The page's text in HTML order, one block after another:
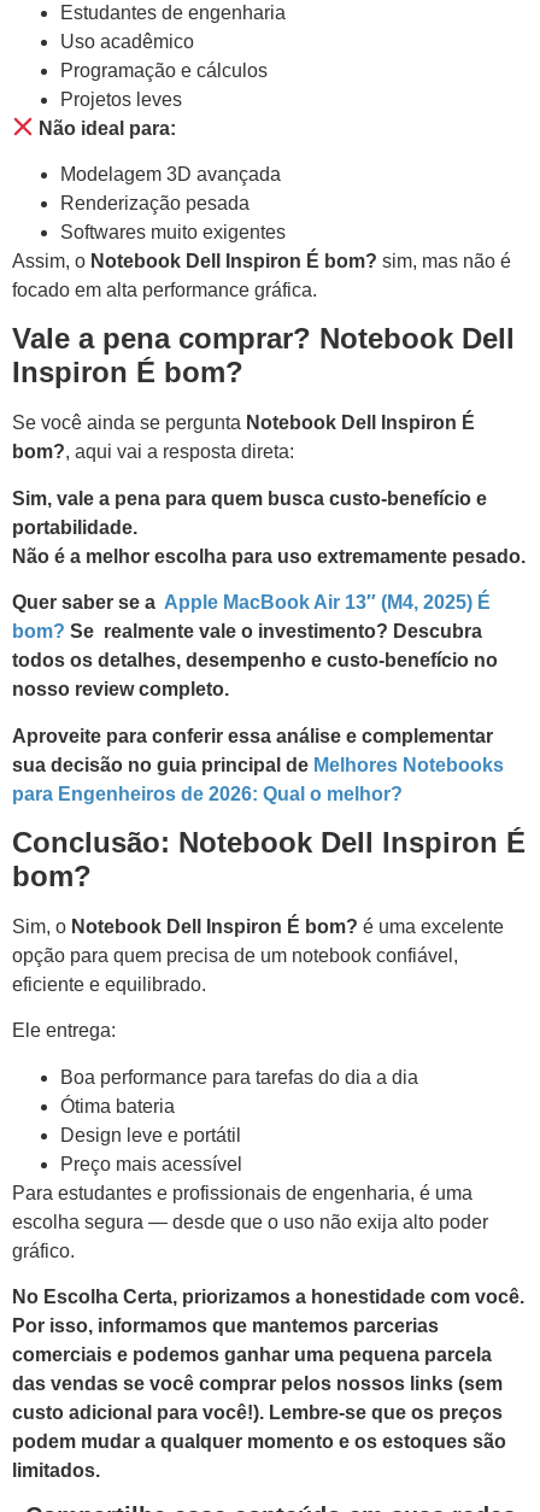
Estudantes de engenharia
Uso acadêmico
Programação e cálculos
Projetos leves
Não ideal para:
Modelagem 3D avançada
Renderização pesada
Softwares muito exigentes
Assim, o Notebook Dell Inspiron É bom? sim, mas não é
focado em alta performance gráfica.
Vale a pena comprar? Notebook Dell
Inspiron É bom?
Se você ainda se pergunta Notebook Dell Inspiron É
bom?, aqui vai a resposta direta:
Sim, vale a pena para quem busca custo-benefício e
portabilidade.
Não é a melhor escolha para uso extremamente pesado.
Quer saber se a Apple MacBook Air 13″ (M4, 2025) É
bom? Se realmente vale o investimento? Descubra
todos os detalhes, desempenho e custo-benefício no
nosso review completo.
Aproveite para conferir essa análise e complementar
sua decisão no guia principal de Melhores Notebooks
para Engenheiros de 2026: Qual o melhor?
Conclusão: Notebook Dell Inspiron É
bom?
Sim, o Notebook Dell Inspiron É bom? é uma excelente
opção para quem precisa de um notebook confiável,
eficiente e equilibrado.
Ele entrega:
Boa performance para tarefas do dia a dia
Ótima bateria
Design leve e portátil
Preço mais acessível
Para estudantes e profissionais de engenharia, é uma
escolha segura — desde que o uso não exija alto poder
gráfico.
No Escolha Certa, priorizamos a honestidade com você.
Por isso, informamos que mantemos parcerias
comerciais e podemos ganhar uma pequena parcela
das vendas se você comprar pelos nossos links (sem
custo adicional para você!). Lembre-se que os preços
podem mudar a qualquer momento e os estoques são
limitados.